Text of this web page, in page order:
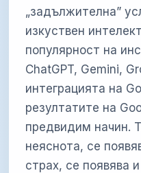
„задължителна”
изкуствен
популярност на
ChatGPT, Gemini,
интеграцията на
резултатите на
предвидим начин.
неяснота, се
страх, се появява